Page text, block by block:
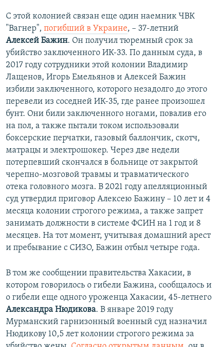
С этой колонией связан еще один наемник ЧВК
"Вагнер", погибший в Украине, – 37-летний
Алексей Бажин. Он получил тюремный срок за
убийство заключенного ИК-33. По данным суда, в
2017 году сотрудники этой колонии Владимир
Лащенов, Игорь Емельянов и Алексей Бажин
избили заключенного, которого незадолго до этого
перевели из соседней ИК-35, где ранее произошел
бунт. Они били заключенного ногами, повалив его
на пол, а также пытали током использовали
боксерские перчатки, газовый баллончик, скотч,
матрацы и электрошокер. Через две недели
потерпевший скончался в больнице от закрытой
черепно-мозговой травмы и травматического
отека головного мозга. В 2021 году апелляционный
суд утвердил приговор Алексею Бажину – 10 лет и 4
месяца колонии строгого режима, а также запрет
занимать должности в системе ФСИН на 1 год и 8
месяцев. На тот момент, учитывая домашний арест
и пребывание с СИЗО, Бажин отбыл четыре года.
В том же сообщении правительства Хакасии, в
котором говорилось о гибели Бажина, сообщалось и
о гибели еще одного уроженца Хакасии, 45-летнего
Александра Нюдикова. В январе 2019 году
Мурманский гарнизонный военный суд назначил
Нюдикову 10,5 лет колонии строгого режима за